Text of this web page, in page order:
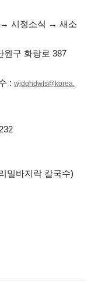
→ 시정소식 → 새소
원구 화랑로 387
: wjdqhdwls@korea.
밀바지락 칼국수)